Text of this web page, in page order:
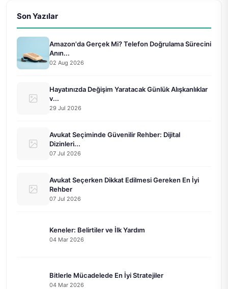
Son Yazılar
Amazon'da Gerçek Mi? Telefon Doğrulama Sürecini
Anın...
02 Aug 2026
Hayatınızda Değişim Yaratacak Günlük Alışkanlıklar
v...
29 Jul 2026
Avukat Seçiminde Güvenilir Rehber: Dijital
Dizinleri...
07 Jul 2026
Avukat Seçerken Dikkat Edilmesi Gereken En İyi
Rehber
07 Jul 2026
Keneler: Belirtiler ve İlk Yardım
04 Mar 2026
Bitlerle Mücadelede En İyi Stratejiler
04 Mar 2026